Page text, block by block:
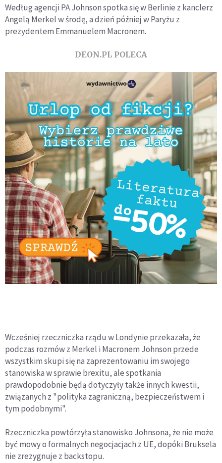
Według agencji PA Johnson spotka się w Berlinie z kanclerz
Angelą Merkel w środę, a dzień później w Paryżu z
prezydentem Emmanuelem Macronem.
DEON.PL POLECA
Wcześniej rzeczniczka rządu w Londynie przekazała, że
podczas rozmów z Merkel i Macronem Johnson przede
wszystkim skupi się na zaprezentowaniu im swojego
stanowiska w sprawie brexitu, ale spotkania
prawdopodobnie będą dotyczyły także innych kwestii,
związanych z "polityka zagraniczną, bezpieczeństwem i
tym podobnymi".
Rzeczniczka powtórzyła stanowisko Johnsona, że nie może
być mowy o formalnych negocjacjach z UE, dopóki Bruksela
nie zrezygnuje z backstopu.